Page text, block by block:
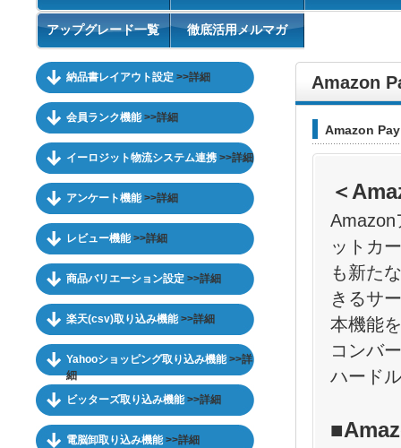
アップグレード一覧 徹底活用メルマガ
納品書レイアウト設定 >>詳細
会員ランク機能>>詳細
イーロジット物流システム連携 >>詳細
アンケート機能>>詳細
レビュー機能>>詳細
商品バリエーション設定 >>詳細
楽天(csv)取り込み機能>>詳細
Yahooショッピング取り込み機能>>詳
細
ビッターズ取り込み機能>>詳細
電脳卸取り込み機能>>詳細
Amazon
Amazon
＜
Amazon
ットカ
も新た
きるサ
本機能
コンバ
ハード